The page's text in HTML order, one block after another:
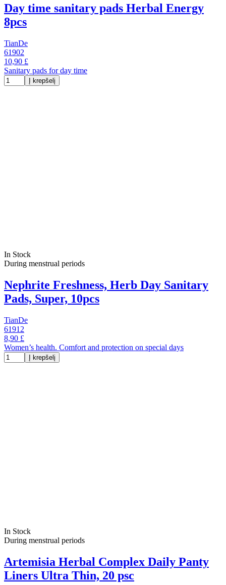
Day time sanitary pads Herbal Energy
8pcs
TianDe
61902
10,90 £
Sanitary pads for day time
Į krepšelį
In Stock
During menstrual periods
Nephrite Freshness, Herb Day Sanitary
Pads, Super, 10pcs
TianDe
61912
8,90 £
Women’s health. Comfort and protection on special days
Į krepšelį
In Stock
During menstrual periods
Artemisia Herbal Complex Daily Panty
Liners Ultra Thin, 20 psc